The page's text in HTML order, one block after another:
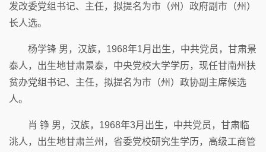
发改委党组书记、主任，拟提名为市（州）政府副市（州）
长人选。
杨学锋 男，汉族，1968年1月出生，中共党员，甘肃景
泰人，出生地甘肃景泰，中央党校大学学历，现任甘南州扶
贫办党组书记、主任，拟提名为市（州）政协副主席候选
人。
肖 铮 男，汉族，1968年3月出生，中共党员，甘肃临
洮人，出生地甘肃兰州，省委党校研究生学历，高级工商管